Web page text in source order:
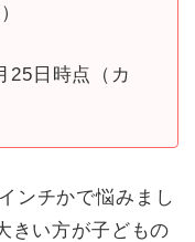
25日時点（カ
ンチかで悩みまし
きい方が子どもの